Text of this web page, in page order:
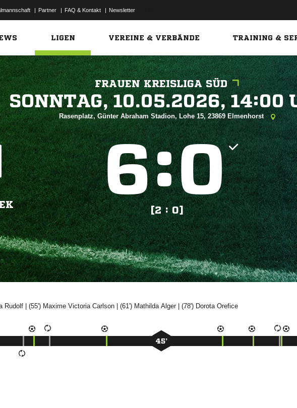
| Partner | FAQ & Kontakt | Newsletter
LIGEN VEREINE & VERBÄNDE TRAINING &
FRAUEN KREISLIGA SÜD
  
Rasenplatz, Günter Abraham Stadion, Lohe 15, 23869 Elmenhorst
:
[2 : 0]
| (55')  | (61') | (78') 
45’